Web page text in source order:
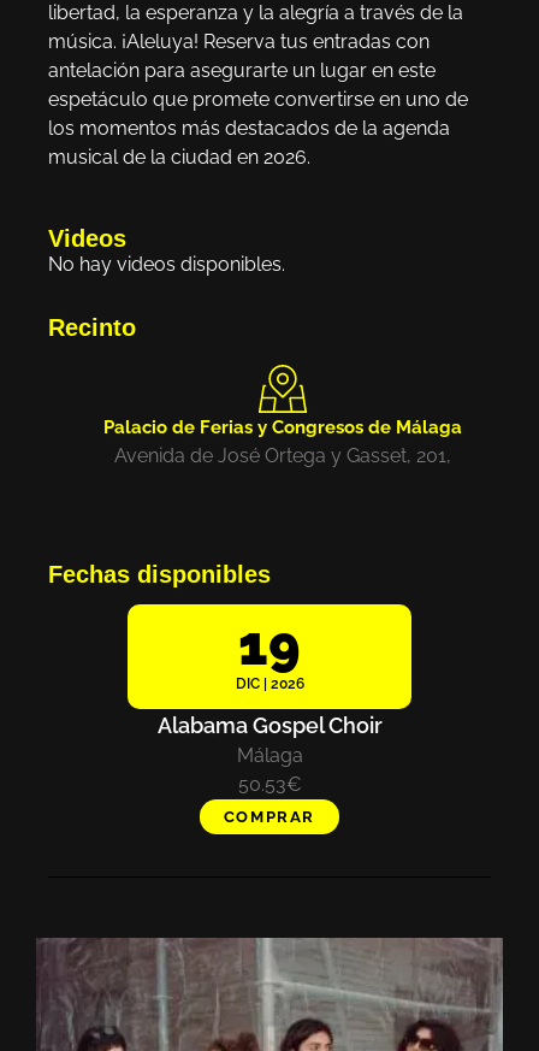
libertad, la esperanza y la alegría a través de la
música. ¡Aleluya! Reserva tus entradas con
antelación para asegurarte un lugar en este
espetáculo que promete convertirse en uno de
los momentos más destacados de la agenda
musical de la ciudad en 2026.
Videos
No hay videos disponibles.
Recinto
Palacio de Ferias y Congresos de Málaga
Avenida de José Ortega y Gasset, 201,
Fechas disponibles
19
DIC | 2026
Alabama Gospel Choir
Málaga
50.53€
COMPRAR